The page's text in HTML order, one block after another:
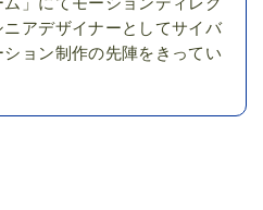
アデザイナーとしてサイバ
ョン制作の先陣をきってい